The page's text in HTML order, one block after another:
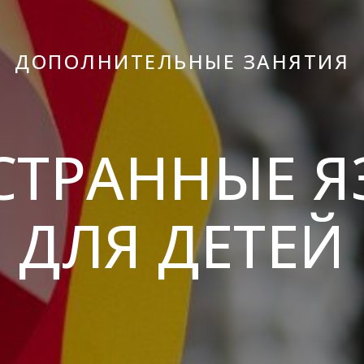
ДОПОЛНИТЕЛЬНЫЕ ЗАНЯТИЯ
ДЛЯ ДЕТЕЙ